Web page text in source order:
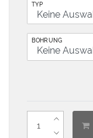
TYP
BOHRUNG